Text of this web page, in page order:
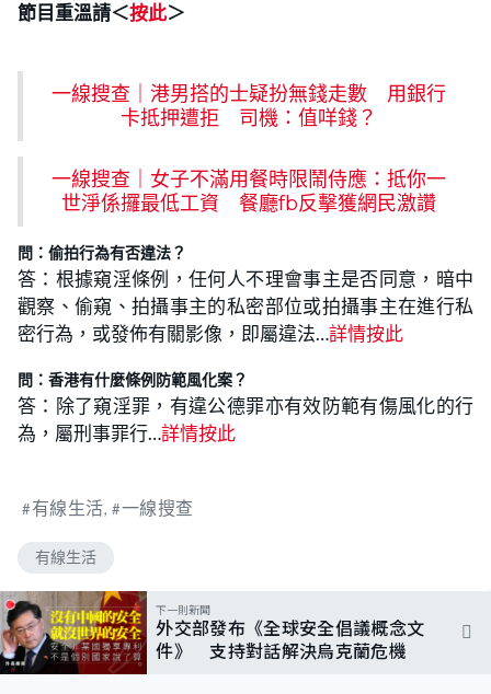
節目重溫請＜按此＞
一線搜查｜港男搭的士疑扮無錢走數 用銀行
卡抵押遭拒 司機：值咩錢？
一線搜查｜女子不滿用餐時限鬧侍應：抵你一
世淨係攞最低工資 餐廳fb反擊獲網民激讚
問：偷拍行為有否違法？
答：根據窺淫條例，任何人不理會事主是否同意，暗中
觀察、偷窺、拍攝事主的私密部位或拍攝事主在進行私
密行為，或發佈有關影像，即屬違法…詳情按此
問：香港有什麼條例防範風化案？
答：除了窺淫罪，有違公德罪亦有效防範有傷風化的行
為，屬刑事罪行…詳情按此
有線生活 一線搜查
有線生活
下一則新聞
外交部發布《全球安全倡議概念文
件》 支持對話解決烏克蘭危機